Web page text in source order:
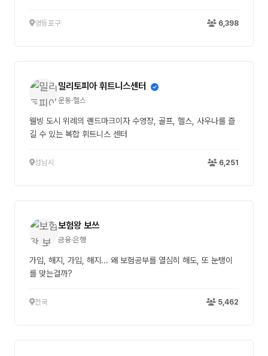
영등포구 6,398
밀리토피아 휘트니스센터
운동·헬스
웰빙 도시 위례의 랜드마크이자 수영장, 골프, 헬스, 사우나를 즐
길 수 있는 복합 휘트니스 센터
성남시 6,251
보험왕 보쓰
금융·은행
가입, 해지, 가입, 해지... 왜 보험공부를 열심히 해도, 또 눈탱이
를 맞는걸까?
전국 5,462